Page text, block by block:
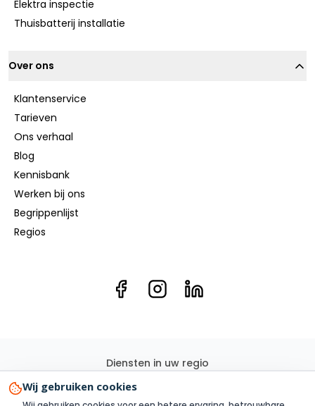
Wij gebruiken cookies
Elektra inspectie
Thuisbatterij installatie
Over ons
Klantenservice
Tarieven
Ons verhaal
Blog
Kennisbank
Werken bij ons
Begrippenlijst
Regios
Diensten in uw regio
ElektricienGroepenkast
3 FaseElektra aanleggenLaadpaalZonnepanelen